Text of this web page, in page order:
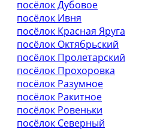
посёлок Дубовое
посёлок Ивня
посёлок Красная Яруга
посёлок Октябрьский
посёлок Пролетарский
посёлок Прохоровка
посёлок Разумное
посёлок Ракитное
посёлок Ровеньки
посёлок Северный